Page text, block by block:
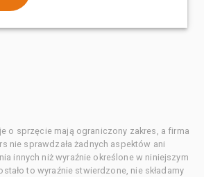
o sprzęcie mają ograniczony zakres, a firma
nie sprawdzała żadnych aspektów ani
innych niż wyraźnie określone w niniejszym
to wyraźnie stwierdzone, nie składamy